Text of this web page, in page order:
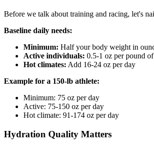
Before we talk about training and racing, let's
Baseline daily needs:
Minimum: Half your body weight in
Active individuals: 0.5-1 oz per pound
Hot climates: Add 16-24 oz per day
Example for a 150-lb athlete:
Minimum: 75 oz per day
Active: 75-150 oz per day
Hot climate: 91-174 oz per day
Hydration Quality Matters